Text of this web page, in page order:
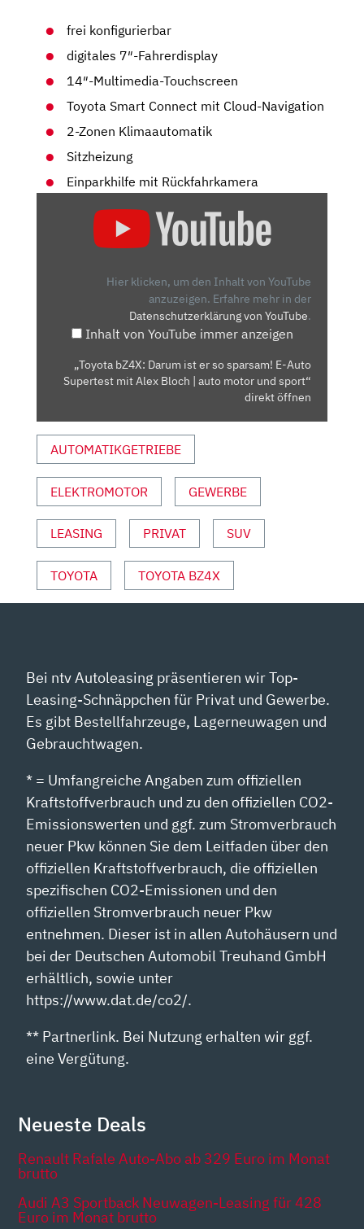
frei konfigurierbar
digitales 7″-Fahrerdisplay
14″-Multimedia-Touchscreen
Toyota Smart Connect mit Cloud-Navigation
2-Zonen Klimaautomatik
Sitzheizung
Einparkhilfe mit Rückfahrkamera
SUPERTEST
BLOCH
AUTO
MOTOR
SPORT“
VON
YOUTUBE
ANZEIGEN
Hier klicken, um den Inhalt von YouTube
anzuzeigen. Erfahre mehr in der
Datenschutzerklärung von YouTube.
Inhalt von YouTube immer anzeigen
„Toyota bZ4X: Darum ist er so sparsam! E-Auto
Supertest mit Alex Bloch | auto motor und sport“
direkt öffnen
AUTOMATIKGETRIEBE
ELEKTROMOTOR GEWERBE
LEASING PRIVAT SUV
TOYOTA TOYOTA BZ4X
Bei ntv Autoleasing präsentieren wir Top-
Leasing-Schnäppchen für Privat und Gewerbe.
Es gibt Bestellfahrzeuge, Lagerneuwagen und
Gebrauchtwagen.
* = Umfangreiche Angaben zum offiziellen
Kraftstoffverbrauch und zu den offiziellen CO2-
Emissionswerten und ggf. zum Stromverbrauch
neuer Pkw können Sie dem Leitfaden über den
offiziellen Kraftstoffverbrauch, die offiziellen
spezifischen CO2-Emissionen und den
offiziellen Stromverbrauch neuer Pkw
entnehmen. Dieser ist in allen Autohäusern und
bei der Deutschen Automobil Treuhand GmbH
erhältlich, sowie unter
https://www.dat.de/co2/.
** Partnerlink. Bei Nutzung erhalten wir ggf.
eine Vergütung.
Neueste Deals
Renault Rafale Auto-Abo ab 329 Euro im Monat
brutto
Audi A3 Sportback Neuwagen-Leasing für 428
Euro im Monat brutto